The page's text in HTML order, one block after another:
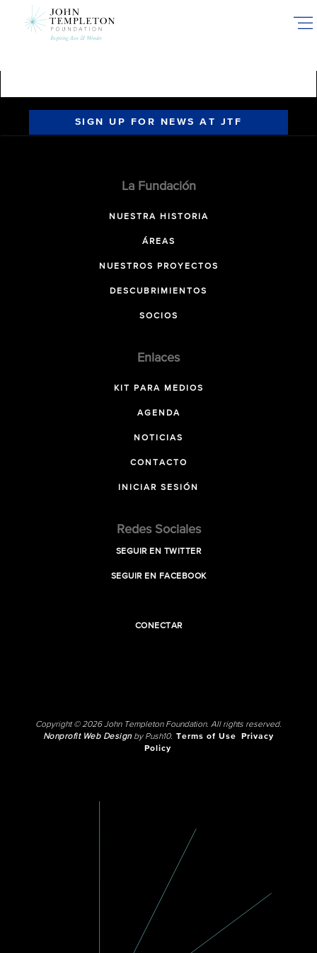
SIGN UP FOR NEWS AT JTF
La Fundación
NUESTRA HISTORIA
ÁREAS
NUESTROS PROYECTOS
DESCUBRIMIENTOS
SOCIOS
Enlaces
KIT PARA MEDIOS
AGENDA
NOTICIAS
CONTACTO
INICIAR SESIÓN
Redes Sociales
SEGUIR EN TWITTER
SEGUIR EN FACEBOOK
CONECTAR
Copyright © 2026 John Templeton Foundation. All rights reserved.
Nonprofit Web Designby Push10. Terms of Use
Privacy
Policy